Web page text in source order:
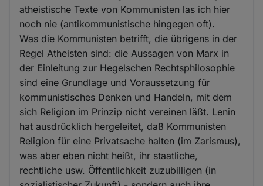
atheistische Texte von Kommunisten las ich hier
noch nie (antikommunistische hingegen oft).
Was die Kommunisten betrifft, die übrigens in der
Regel Atheisten sind: die Aussagen von Marx in
der Einleitung zur Hegelschen Rechtsphilosophie
sind eine Grundlage und Voraussetzung für
kommunistisches Denken und Handeln, mit dem
sich Religion im Prinzip nicht vereinen läßt. Lenin
hat ausdrücklich hergeleitet, daß Kommunisten
Religion für eine Privatsache halten (im Zarismus),
was aber eben nicht heißt, ihr staatliche,
rechtliche usw. Öffentlichkeit zuzubilligen (in